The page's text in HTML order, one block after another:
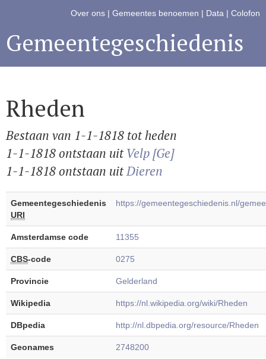
Over ons | Gemeentes benoemen | Data | Colofon
Gemeentegeschiedenis
Rheden
Bestaan van 1-1-1818 tot heden
1-1-1818 ontstaan uitVelp [Ge]
1-1-1818 ontstaan uitDieren
Gemeentegeschiedenis
URI
https://gemeentegeschiedenis.nl/
Amsterdamse code 11355
CBS-code 0275
Provincie Gelderland
Wikipedia https://nl.wikipedia.org/wiki/Rheden
DBpedia http://nl.dbpedia.org/resource/Rheden
Geonames 2748200